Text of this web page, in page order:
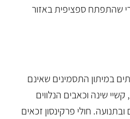
שהתפתח ספציפית באזור
במיתון התסמינים שאינם
שינה וכאבים הנלווים
חולי פרקינסון זכאים